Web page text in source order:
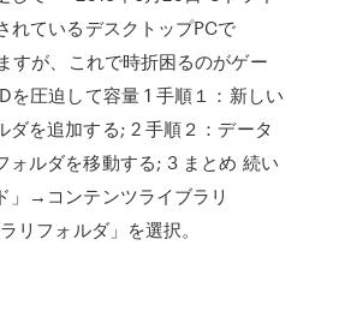
れているデスクトップPCで
すが、これで時折困るのがゲー
を圧迫して容量 1 手順１：新しい
ダを追加する; 2 手順２：データ
ォルダを移動する; 3 まとめ 続い
」→コンテンツライブラリ
リフォルダ」を選択。